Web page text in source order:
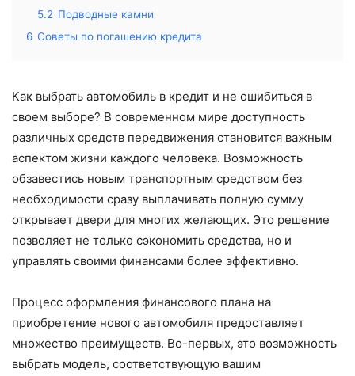
5.2 Подводные камни
6 Советы по погашению кредита
Как выбрать автомобиль в кредит и не ошибиться в
своем выборе? В современном мире доступность
различных средств передвижения становится важным
аспектом жизни каждого человека. Возможность
обзавестись новым транспортным средством без
необходимости сразу выплачивать полную сумму
открывает двери для многих желающих. Это решение
позволяет не только сэкономить средства, но и
управлять своими финансами более эффективно.
Процесс оформления финансового плана на
приобретение нового автомобиля предоставляет
множество преимуществ. Во-первых, это возможность
выбрать модель, соответствующую вашим